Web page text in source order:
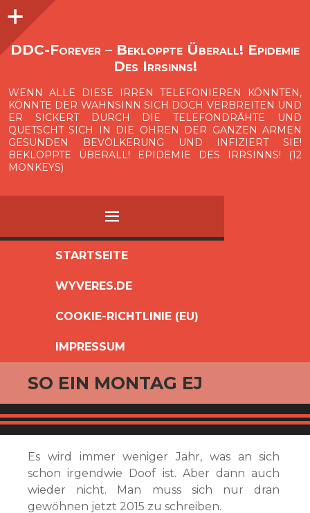
O
p
e
n
i
d
e
b
a
DDC-Forever – Bekloppte Überall! Epidemie
Des Irrsinns!
WENN ALLE DIESE IRREN TELEFONIEREN KÖNNTEN,
KÖNNTE DER WAHNSINN SICH DOCH VERBREITEN UND
ER SICKERT DURCH DIE TELEFONDRÄHTE UND
QUETSCHT SICH IN DIE OHREN DER GANZEN ARMEN
GESUNDEN BEVÖLKERUNG UND INFIZIERT SIE!
BEKLOPPTE ÜBERALL! EPIDEMIE DES IRRSINNS! (12
MONKEYS)
MENÜ
SPRINGEN
STARTSEITE
WYVERES.DE
COOKIE-RICHTLINIE (EU)
IMPRESSUM
Seitenleiste
SO EIN MONTAG EJ
Es wird immer weniger Jahr, was an sich
schon irgendwie Doof ist. Aber dann auch
wieder nicht. Man muss sich nur dran
gewöhnen jetzt 2015 zu schreiben.